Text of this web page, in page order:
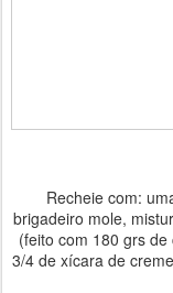
Recheie com:
brigadeiro mole,
(feito com 180 grs
3/4 de xícara de